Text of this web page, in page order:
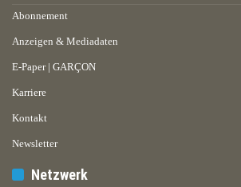
Abonnement
Anzeigen & Mediadaten
E-Paper | GARÇON
Karriere
Kontakt
Newsletter
Netzwerk